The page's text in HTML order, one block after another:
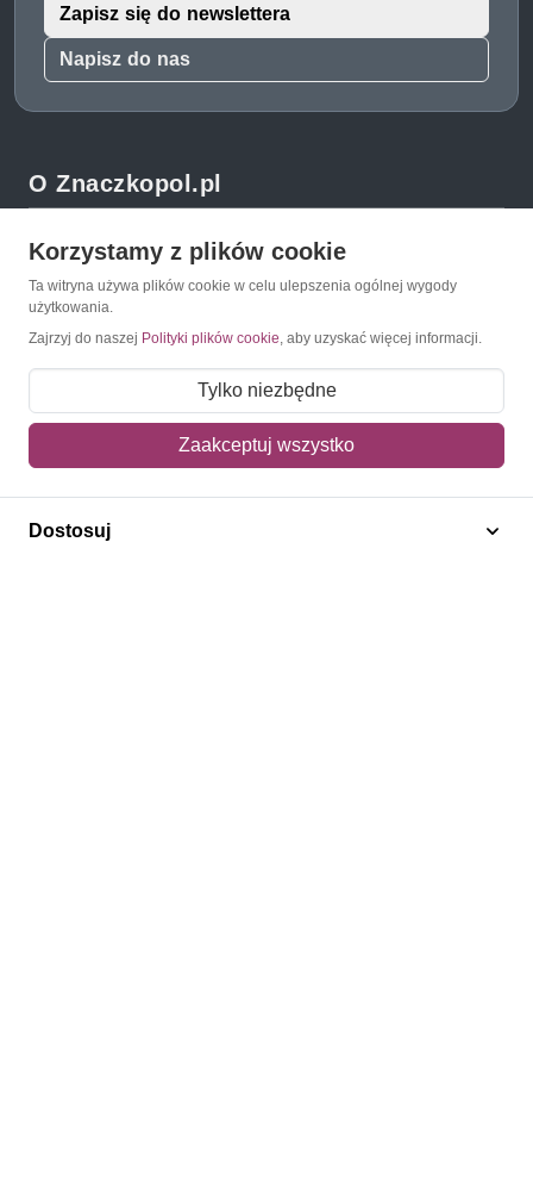
Napisz do nas
Zapisz się do newslettera
O Znaczkopol.pl
O nas
Blog
Polityka prywatności
Mapa strony
Obsługa klienta
Korzystamy z plików cookie
Ta witryna używa plików cookie w celu ulepszenia ogólnej wygody
użytkowania.
Zajrzyj do naszej Polityki plików cookie, aby uzyskać więcej informacji.
Tylko niezbędne
Zaakceptuj wszystko
Dostosuj